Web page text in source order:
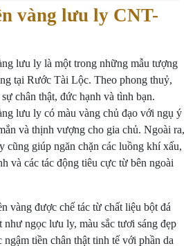
vàng lưu ly CNT-
lưu ly là một trong những mẫu tượng
tại Rước Tài Lộc. Theo phong thuỷ,
chân thật, đức hạnh và tình bạn.
lưu ly có màu vàng chủ đạo với ngụ ý
và thịnh vượng cho gia chủ. Ngoài ra,
cũng giúp ngăn chặn các luồng khí xấu,
và các tác động tiêu cực từ bên ngoài
vàng được chế tác từ chất liệu bột đá
như ngọc lưu ly, màu sắc tươi sáng đẹp
tiền chân thật tinh tế với phần da